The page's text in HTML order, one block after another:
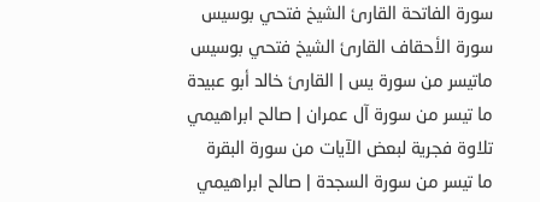
سورة الفاتحة القارئ الشيخ فتحي بوسيس
سورة الأحقاف القارئ الشيخ فتحي بوسيس
ماتيسر من سورة يس | القارئ خالد أبو عبيدة
ما تيسر من سورة آل عمران | صالح ابراهيمي
تلاوة فجرية لبعض الآيات من سورة البقرة
ما تيسر من سورة السجدة | صالح ابراهيمي